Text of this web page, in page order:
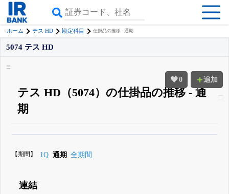
ホーム テス HD 勘定科目 仕掛品の推移 - 通期
0 追加
5074 テス HD
テス HD（5074）の仕掛品の推移 - 通
期
詳しく見られる 無料でβ版をはじめる
【期間】 1Q 通期 全期間
連結